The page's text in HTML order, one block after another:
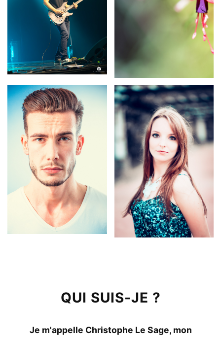
QUI SUIS-JE ?
Je m'appelle Christophe Le Sage, mon